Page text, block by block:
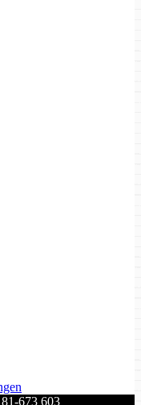
673 603